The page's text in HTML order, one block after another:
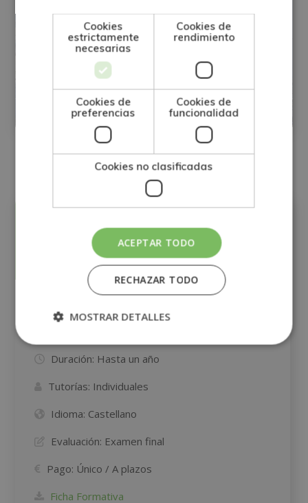
Máster en Contaminación Atmosférica
Matricúlate:1.580€
Matricúlate:1.580€ 395€
Duración: Hasta un año
Tutorías: Individuales
Idioma: Castellano
Evaluación: Examen final
Pago: Único / A plazos
Ficha Formativa
Cookies
estrictamente
necesarias
Cookies de
rendimiento
Cookies de
preferencias
Cookies de
funcionalidad
Cookies no clasificadas
ACEPTAR TODO
RECHAZAR TODO
MOSTRAR DETALLES